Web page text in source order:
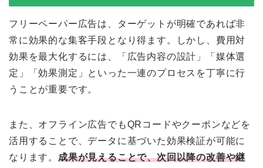
フリーペーパー広告は、ターゲットが明確であれば非
常に効果的な集客手段となり得ます。しかし、費用対
効果を最大化するには、「広告内容の設計」「媒体選
定」「効果測定」といった一連のプロセスを丁寧に行
うことが重要です。
また、オフライン広告でもQRコードやクーポンなどを
活用することで、データに基づいた効果検証が可能に
なります。 成果が見えることで、次回以降の改善や継